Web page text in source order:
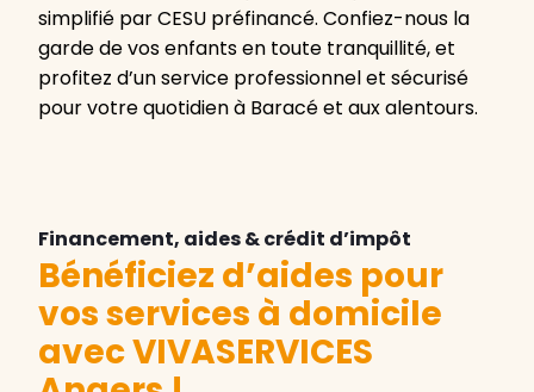
simplifié par CESU préfinancé. Confiez-nous la
garde de vos enfants en toute tranquillité, et
profitez d’un service professionnel et sécurisé
pour votre quotidien à Baracé et aux alentours.
Financement, aides & crédit d’impôt
Bénéficiez d’aides pour
vos services à domicile
avec VIVASERVICES